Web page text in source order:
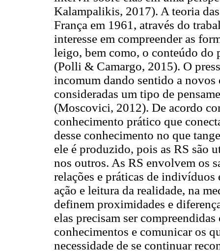
Kalampalikis, 2017). A teoria
França em 1961, através do
interesse em compreender as
leigo, bem como, o conteúdo do
(Polli & Camargo, 2015). O
incomum dando sentido a
consideradas um tipo de
(Moscovici, 2012). De acordo
conhecimento prático que
desse conhecimento no que
ele é produzido, pois as RS são
nos outros. As RS envolvem os
relações e práticas de indivíduos
ação e leitura da realidade, na
definem proximidades e
elas precisam ser
conhecimentos e comunicar os
necessidade de se continuar